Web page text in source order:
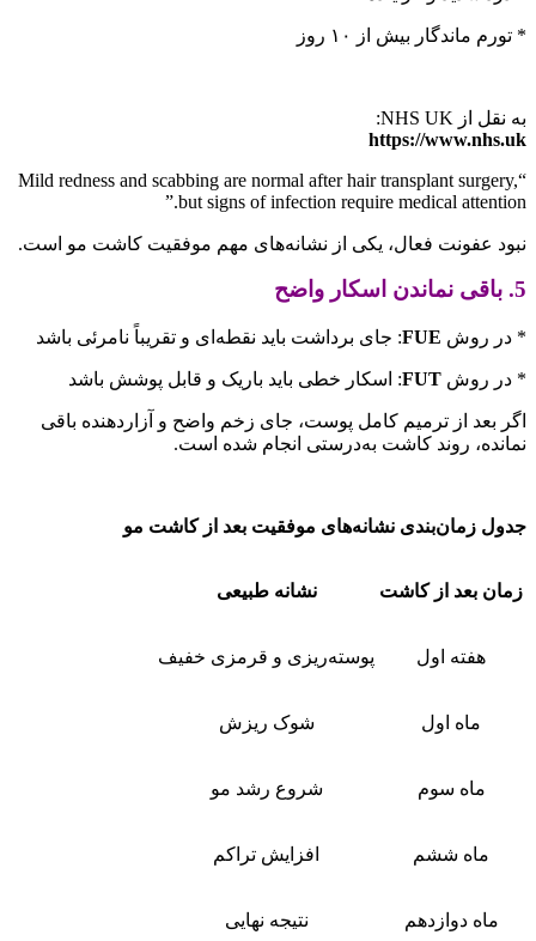
* تورم ماندگار بیش از ۱۰ روز
به نقل از NHS UK:
https://www.nhs.uk
“Mild redness and scabbing are normal after hair transplant surgery,
but signs of infection require medical attention.”
نبود عفونت فعال، یکی از نشانه‌های مهم موفقیت کاشت مو است.
5. باقی نماندن اسکار واضح
* در روش FUE: جای برداشت باید نقطه‌ای و تقریباً نامرئی باشد
* در روش FUT: اسکار خطی باید باریک و قابل پوشش باشد
اگر بعد از ترمیم کامل پوست، جای زخم واضح و آزاردهنده باقی
نمانده، روند کاشت به‌درستی انجام شده است.
جدول زمان‌بندی نشانه‌های موفقیت بعد از کاشت مو
زمان بعد از کاشت نشانه طبیعی
هفته اول پوسته‌ریزی و قرمزی خفیف
ماه اول شوک ریزش
ماه سوم شروع رشد مو
ماه ششم افزایش تراکم
ماه دوازدهم نتیجه نهایی